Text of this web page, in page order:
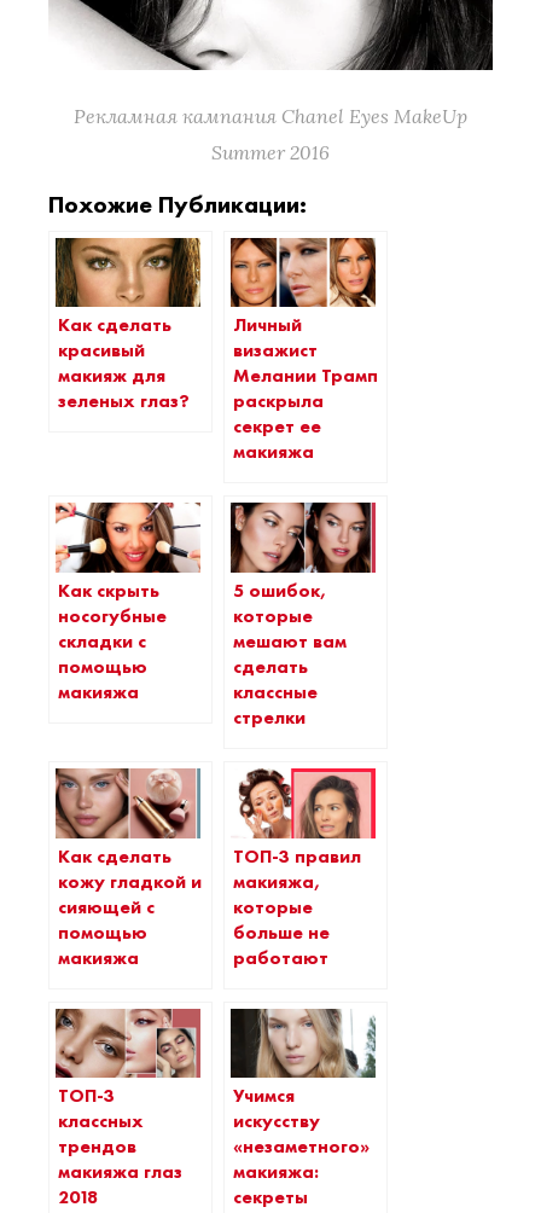
Рекламная кампания Chanel Eyes MakeUp
Summer 2016
Похожие Публикации:
Как сделать
красивый
макияж для
зеленых глаз?
Личный
визажист
Мелании Трамп
раскрыла
секрет ее
макияжа
Как скрыть
носогубные
складки с
помощью
макияжа
5 ошибок,
которые
мешают вам
сделать
классные
стрелки
Как сделать
кожу гладкой и
сияющей с
помощью
макияжа
ТОП-3 правил
макияжа,
которые
больше не
работают
ТОП-3
классных
трендов
макияжа глаз
2018
Учимся
искусству
«незаметного»
макияжа:
секреты